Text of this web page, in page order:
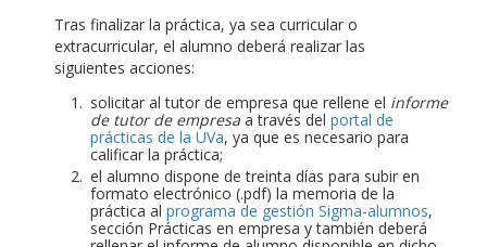
Tras finalizar la práctica, ya sea curricular o
extracurricular, el alumno deberá realizar las
siguientes acciones:
solicitar al tutor de empresa que rellene el informe
de tutor de empresa a través del portal de
prácticas de la UVa, ya que es necesario para
calificar la práctica;
el alumno dispone de treinta días para subir en
formato electrónico (.pdf) la memoria de la
práctica al programa de gestión Sigma-alumnos,
sección Prácticas en empresa y también deberá